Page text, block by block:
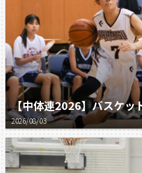
2026/08/03